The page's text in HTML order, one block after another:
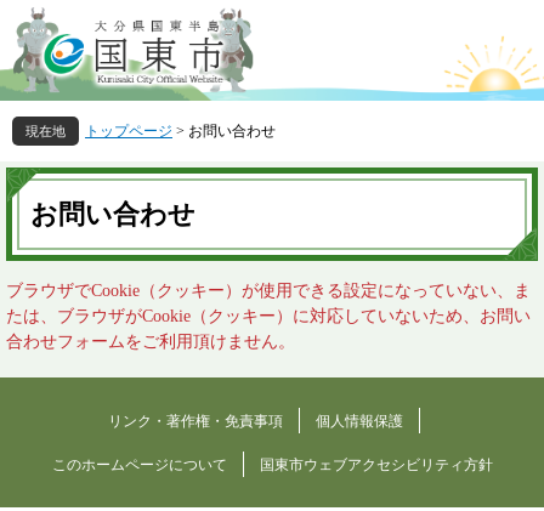
ー
ジ
の
先
頭
で
す
ニ
ュ
ー
を
飛
ば
し
へ
トップページ > お問い合わせ
本
文
お問い合わせ
ブラウザでCookie（クッキー）が使用できる設定になっていない、ま
たは、ブラウザがCookie（クッキー）に対応していないため、お問い
合わせフォームをご利用頂けません。
リンク・著作権・免責事項 個人情報保護
このホームページについて 国東市ウェブアクセシビリティ方針